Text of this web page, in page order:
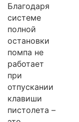
Благодаря
системе
полной
остановки
помпа не
работает
при
отпускании
клавиши
пистолета –